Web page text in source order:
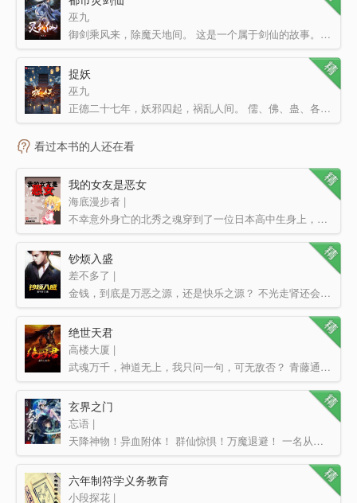
巫九
御剑乘风来，除魔天地间。 这是一个属于剑仙的故事。 且看林凡驾驭飞剑，震慑三界！
捉妖
巫九
正德二十七年，妖邪四起，祸乱人间。 儒、佛、蛊、各家施展神通，护佑一方百姓。 唯道门凋敝。 姜…
看过本书的人还在看
我的女友是恶女
海底漫步者 |
不幸意外身亡的北秀之魂穿到了一位日本高中生身上，被迫开始了在日本的留学之旅，于是他经过仔细思考，决定…
钞烦入盛
差不多了 |
金钱，到底是万恶之源，还是快乐之源？ 不光走肾还会走心的神豪文。 不光玩乐还有梦想的神豪文。…
绝世天君
高楼大厦 |
武魂万千，神道无上，我只问一句，可无敌否？ 青藤通天，苍穹为牢，万载神液化天骄，我只问一句，可无敌…
玄界之门
忘语 |
天降神物！异血附体！ 群仙惊惧！万魔退避！ 一名从东洲大陆走出的少年。 一具生死相依的红…
六年制符学义务教育
小段探花 |